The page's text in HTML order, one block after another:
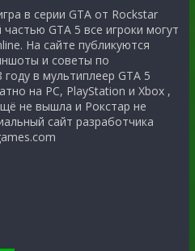
в серии GTA от Rockstar
GTA 5 все игроки могут
На сайте публикуются
и советы по
в мультиплеер GTA 5
на PC, PlayStation и Xbox ,
не вышла и Рокстар не
сайт разработчика